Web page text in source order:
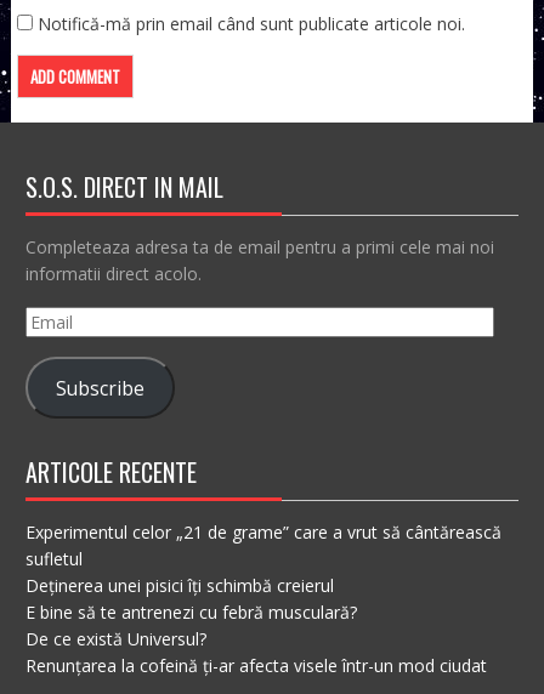
Notifică-mă prin email când sunt publicate articole noi.
S.O.S. DIRECT IN MAIL
Completeaza adresa ta de email pentru a primi cele mai noi
informatii direct acolo.
Email
Subscribe
ARTICOLE RECENTE
Experimentul celor „21 de grame” care a vrut să cântărească
sufletul
Deținerea unei pisici îți schimbă creierul
E bine să te antrenezi cu febră musculară?
De ce există Universul?
Renunțarea la cofeină ți-ar afecta visele într-un mod ciudat